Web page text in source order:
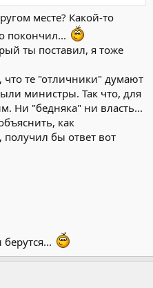
месте? Какой-то
покончил...
ты поставил, я тоже
что те "отличники" думают
министры. Так что, для
Ни "бедняка" ни власть...
как
бы ответ вот